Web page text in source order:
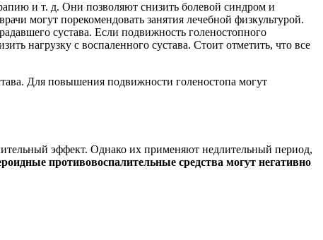
и т. д. Они позволяют снизить болевой синдром и
могут порекомендовать занятия лечебной физкультурой.
сустава. Если подвижность голеностопного
нагрузку с воспаленного сустава. Стоит отметить, что все
Для повышения подвижности голеностопа могут
эффект. Однако их применяют недлительный период,
противовоспалительные средства могут негативно